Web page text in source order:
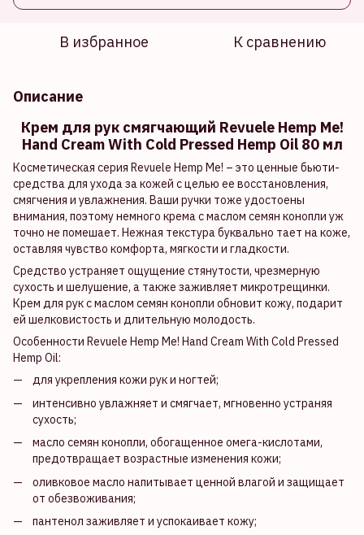
В избранное К сравнению
Описание
Крем для рук смягчающий Revuele Hemp Me!
Hand Cream With Cold Pressed Hemp Oil 80 мл
Косметическая серия Revuele Hemp Me! – это ценные бьюти-
средства для ухода за кожей с целью ее восстановления,
смягчения и увлажнения. Ваши ручки тоже удостоены
внимания, поэтому немного крема с маслом семян конопли уж
точно не помешает. Нежная текстура буквально тает на коже,
оставляя чувство комфорта, мягкости и гладкости.
Средство устраняет ощущение стянутости, чрезмерную
сухость и шелушение, а также заживляет микротрещинки.
Крем для рук с маслом семян конопли обновит кожу, подарит
ей шелковистость и длительную молодость.
Особенности Revuele Hemp Me! Hand Cream With Cold Pressed
Hemp Oil:
для укрепления кожи рук и ногтей;
интенсивно увлажняет и смягчает, мгновенно устраняя
сухость;
масло семян конопли, обогащенное омега-кислотами,
предотвращает возрастные изменения кожи;
оливковое масло напитывает ценной влагой и защищает
от обезвоживания;
пантенол заживляет и успокаивает кожу;